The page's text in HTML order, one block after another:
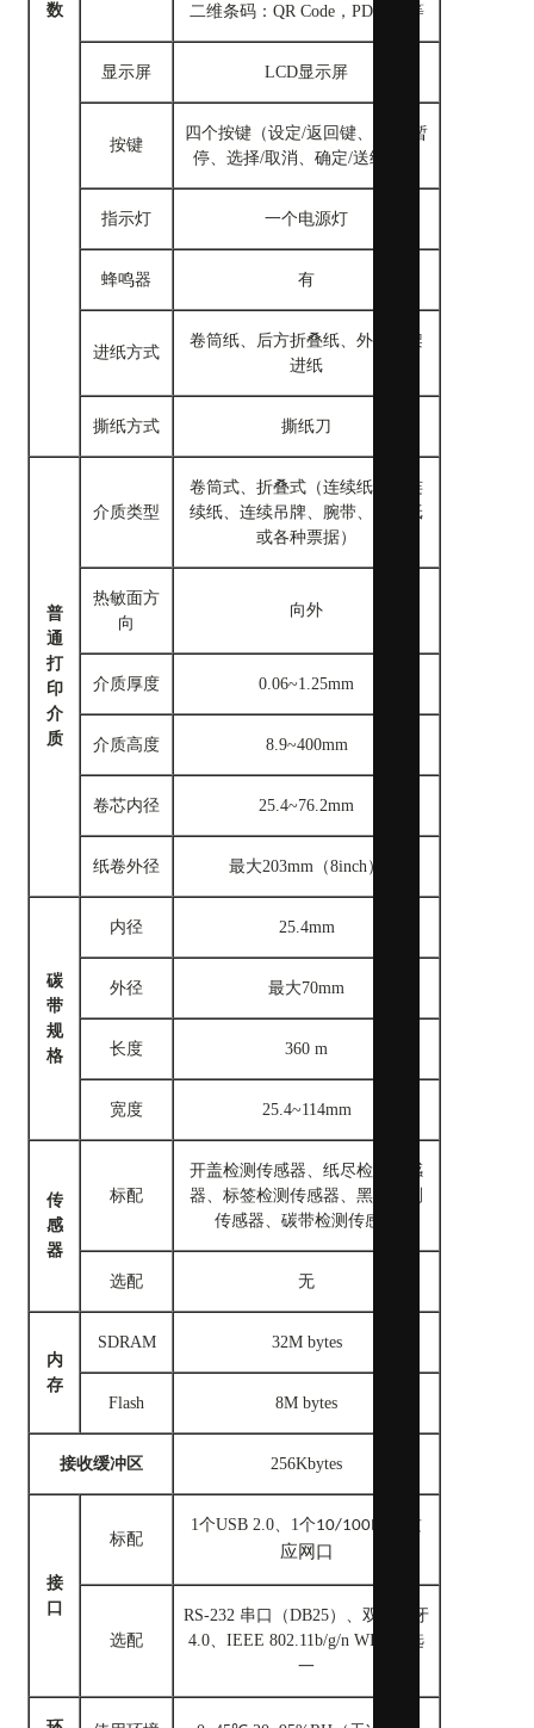
数
二维条码：QR Code，PDF417等
显示屏 LCD显示屏
按键
四个按键（设定/返回键、选择/暂
停、选择/取消、确定/送纸键）
指示灯 一个电源灯
蜂鸣器 有
进纸方式
卷筒纸、后方折叠纸、外置支架
进纸
撕纸方式 撕纸刀
普
通
打
印
介
质
介质类型
卷筒式、折叠式（连续纸、非连
续纸、连续吊牌、腕带、普通纸
或各种票据）
热敏面方
向
向外
介质厚度 0.06~1.25mm
介质高度 8.9~400mm
卷芯内径 25.4~76.2mm
纸卷外径 最大203mm（8inch）
碳
带
规
格
内径 25.4mm
外径 最大70mm
长度 360 m
宽度 25.4~114mm
传
感
器
标配
开盖检测传感器、纸尽检测传感
器、标签检测传感器、黑标检测
传感器、碳带检测传感器
选配 无
内
存
SDRAM 32M bytes
Flash 8M bytes
接收缓冲区 256Kbytes
接
口
标配
1个USB 2.0、1个10/100M自适
应网口
选配
RS-232 串口（DB25）、双模蓝牙
4.0、IEEE 802.11b/g/n WIFI
选
一